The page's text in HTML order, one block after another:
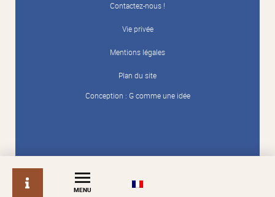
info
MENU
Contactez-nous !
Vie privée
Mentions légales
Plan du site
Conception : G comme une idée